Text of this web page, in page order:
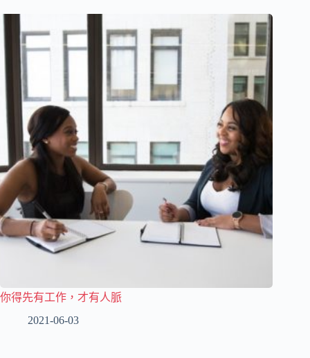
你得先有工作，才有人脈
2021-06-03